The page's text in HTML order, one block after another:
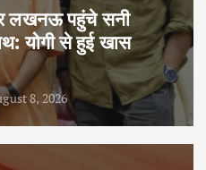
लखनऊ पहुंचे सनी
योगी से हुई खास
8, 2026